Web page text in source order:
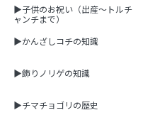
▶子供のお祝い（出産～トルチ
ャンチまで）
▶かんざしコチの知識
▶飾りノリゲの知識
▶チマチョゴリの歴史